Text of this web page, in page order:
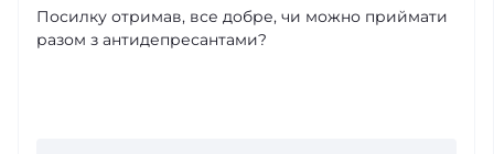
Посилку отримав, все добре, чи можно приймати
разом з антидепресантами?